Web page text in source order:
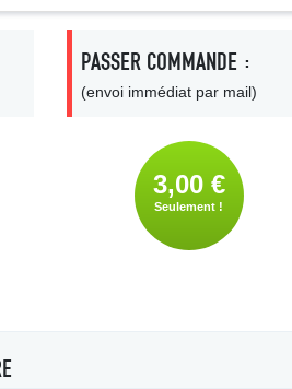
PASSER COMMANDE :
(envoi immédiat par mail)
3,00 €
Seulement !